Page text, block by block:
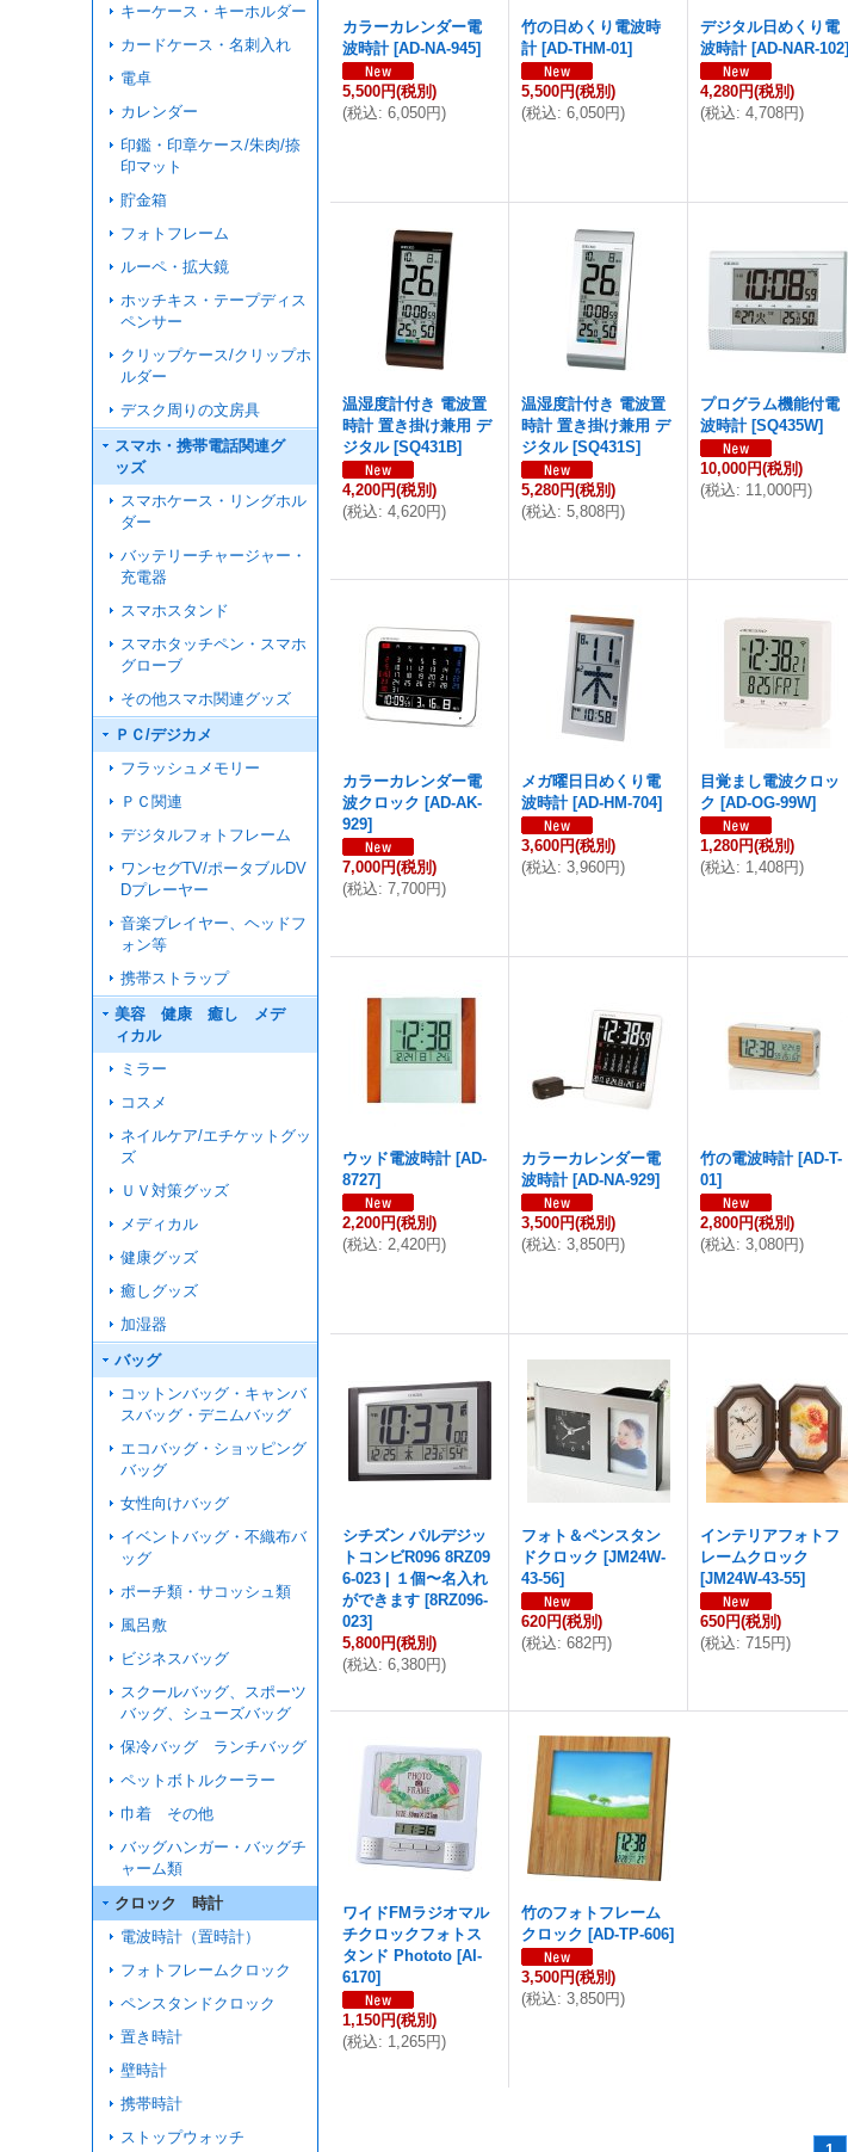
キーケース・キーホルダー
カードケース・名刺入れ
電卓
カレンダー
印鑑・印章ケース/朱肉/捺
印マット
貯金箱
フォトフレーム
ルーペ・拡大鏡
ホッチキス・テープディス
ペンサー
クリップケース/クリップホ
ルダー
デスク周りの文房具
スマホ・携帯電話関連グ
ッズ
スマホケース・リングホル
ダー
バッテリーチャージャー・
充電器
スマホスタンド
スマホタッチペン・スマホ
グローブ
その他スマホ関連グッズ
ＰＣ/デジカメ
フラッシュメモリー
ＰＣ関連
デジタルフォトフレーム
ワンセグTV/ポータブルDV
Dプレーヤー
音楽プレイヤー、ヘッドフ
ォン等
携帯ストラップ
美容 健康 癒し メデ
ィカル
ミラー
コスメ
ネイルケア/エチケットグッ
ズ
ＵＶ対策グッズ
メディカル
健康グッズ
癒しグッズ
加湿器
バッグ
コットンバッグ・キャンバ
スバッグ・デニムバッグ
エコバッグ・ショッピング
バッグ
女性向けバッグ
イベントバッグ・不織布バ
ッグ
ポーチ類・サコッシュ類
風呂敷
ビジネスバッグ
スクールバッグ、スポーツ
バッグ、シューズバッグ
保冷バッグ ランチバッグ
ペットボトルクーラー
巾着 その他
バッグハンガー・バッグチ
ャーム類
クロック 時計
電波時計（置時計）
フォトフレームクロック
ペンスタンドクロック
置き時計
壁時計
携帯時計
ストップウォッチ
カラーカレンダー電
波時計 [AD-NA-945]
5,500円(税別)
(税込: 6,050円)
竹の日めくり電波時
計 [AD-THM-01]
5,500円(税別)
(税込: 6,050円)
デジタル日めくり電
波時計 [AD-NAR-102]
4,280円(税別)
(税込: 4,708円)
温湿度計付き 電波置
時計 置き掛け兼用 デ
ジタル [SQ431B]
4,200円(税別)
(税込: 4,620円)
温湿度計付き 電波置
時計 置き掛け兼用 デ
ジタル [SQ431S]
5,280円(税別)
(税込: 5,808円)
プログラム機能付電
波時計 [SQ435W]
10,000円(税別)
(税込: 11,000円)
カラーカレンダー電
波クロック [AD-AK-
929]
7,000円(税別)
(税込: 7,700円)
メガ曜日日めくり電
波時計 [AD-HM-704]
3,600円(税別)
(税込: 3,960円)
目覚まし電波クロッ
ク [AD-OG-99W]
1,280円(税別)
(税込: 1,408円)
ウッド電波時計 [AD-
8727]
2,200円(税別)
(税込: 2,420円)
カラーカレンダー電
波時計 [AD-NA-929]
3,500円(税別)
(税込: 3,850円)
竹の電波時計 [AD-T-
01]
2,800円(税別)
(税込: 3,080円)
シチズン パルデジッ
トコンビR096 8RZ09
6-023 | １個〜名入れ
ができます [8RZ096-
023]
5,800円(税別)
(税込: 6,380円)
フォト＆ペンスタン
ドクロック [JM24W-
43-56]
620円(税別)
(税込: 682円)
インテリアフォトフ
レームクロック
[JM24W-43-55]
650円(税別)
(税込: 715円)
ワイドFMラジオマル
チクロックフォトス
タンド Phototo [AI-
6170]
1,150円(税別)
(税込: 1,265円)
竹のフォトフレーム
クロック [AD-TP-606]
3,500円(税別)
(税込: 3,850円)